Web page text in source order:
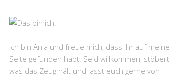
Ich bin Anja und freue mich, dass ihr auf meine
Seite gefunden habt. Seid willkommen, stöbert
was das Zeug hält und lasst euch gerne von